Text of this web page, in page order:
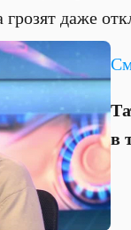
грозят даже
в